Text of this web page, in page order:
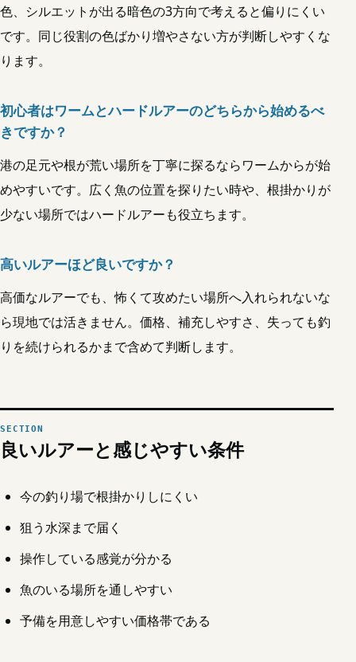
色、シルエットが出る暗色の3方向で考えると偏りにくい
です。同じ役割の色ばかり増やさない方が判断しやすくな
ります。
初心者はワームとハードルアーのどちらから始めるべ
きですか？
港の足元や根が荒い場所を丁寧に探るならワームからが始
めやすいです。広く魚の位置を探りたい時や、根掛かりが
少ない場所ではハードルアーも役立ちます。
高いルアーほど良いですか？
高価なルアーでも、怖くて攻めたい場所へ入れられないな
ら現地では活きません。価格、補充しやすさ、失っても釣
りを続けられるかまで含めて判断します。
良いルアーと感じやすい条件
今の釣り場で根掛かりしにくい
狙う水深まで届く
操作している感覚が分かる
魚のいる場所を通しやすい
予備を用意しやすい価格帯である